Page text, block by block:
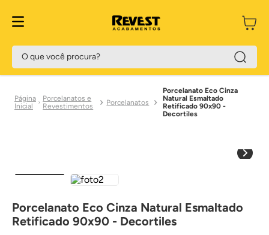
O que você procura?
Porcelanatos e
Revestimentos
Porcelanatos
Porcelanato Eco Cinza
Natural Esmaltado
Retificado 90x90 -
Decortiles
Porcelanato Eco Cinza Natural Esmaltado
Retificado 90x90 - Decortiles